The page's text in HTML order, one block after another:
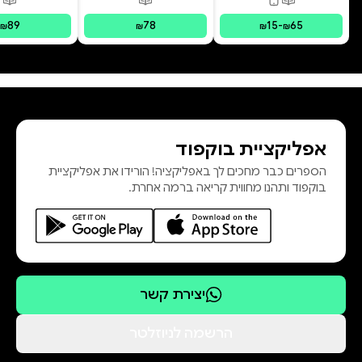
פורמטים זמינים
מודפס, דיגיטלי
₪15-₪65
פורמטים זמינים מודפס
₪78
₪89
אפליקציית בוקפוד
הספרים כבר מחכים לך באפליקציה! הורידו את אפליקציית
בוקפוד ותהנו מחווית קריאה ברמה אחרת.
יצירת קשר